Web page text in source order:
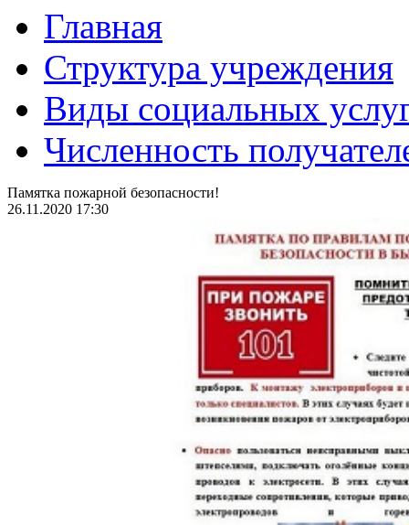
Главная
Структура учреждения
Виды социальных
Численность
Памятка пожарной безопасности!
26.11.2020 17:30